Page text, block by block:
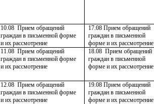
10.08 Прием обращений
граждан в письменной форме
и их рассмотрение
17.08 Прием обращений
граждан в письменной
форме и их рассмотрение
11.08 Прием обращений
граждан в письменной форме
и их рассмотрение
18.08 Прием обращений
граждан в письменной
форме и их рассмотрение
12.08 Прием обращений
граждан в письменной форме
и их рассмотрение
19.08 Прием обращений
граждан в письменной
форме и их рассмотрение